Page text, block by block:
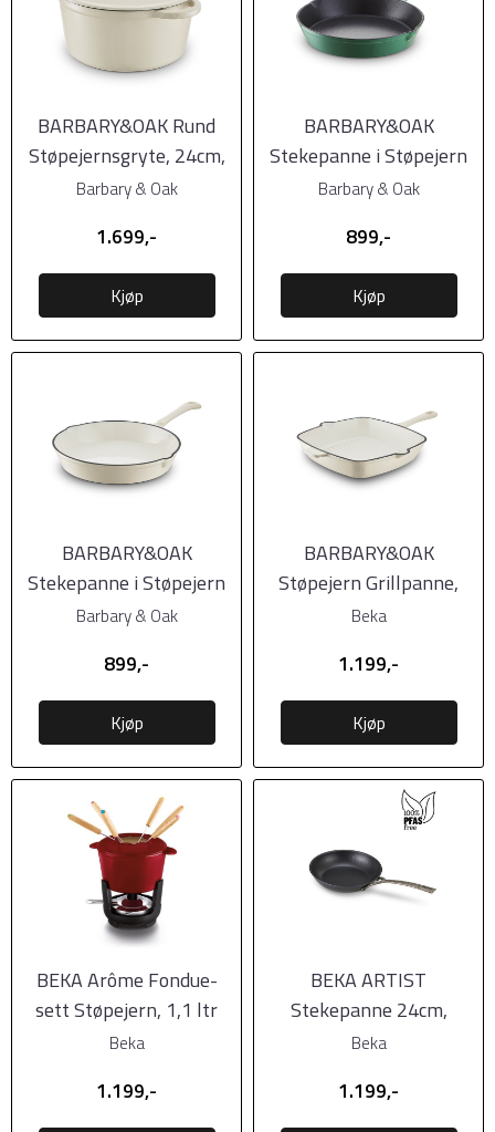
BARBARY&OAK Rund
Støpejernsgryte, 24cm,
Kremhvit, 4 liter
Barbary & Oak
1.699,-
Kjøp
BARBARY&OAK
Stekepanne i Støpejern
Rund, 26cm, Grønn, 1 ...
Barbary & Oak
899,-
Kjøp
BARBARY&OAK
Stekepanne i Støpejern
Rund, 26cm, Kremhvit, 1
Barbary & Oak
899,-
Kjøp
BARBARY&OAK
Støpejern Grillpanne,
26cm, Kremhvit
Beka
1.199,-
Kjøp
BEKA Arôme Fondue-
sett Støpejern, 1,1 ltr
Beka
1.199,-
BEKA ARTIST
Stekepanne 24cm,
karbonstål -
Beka
1.199,-